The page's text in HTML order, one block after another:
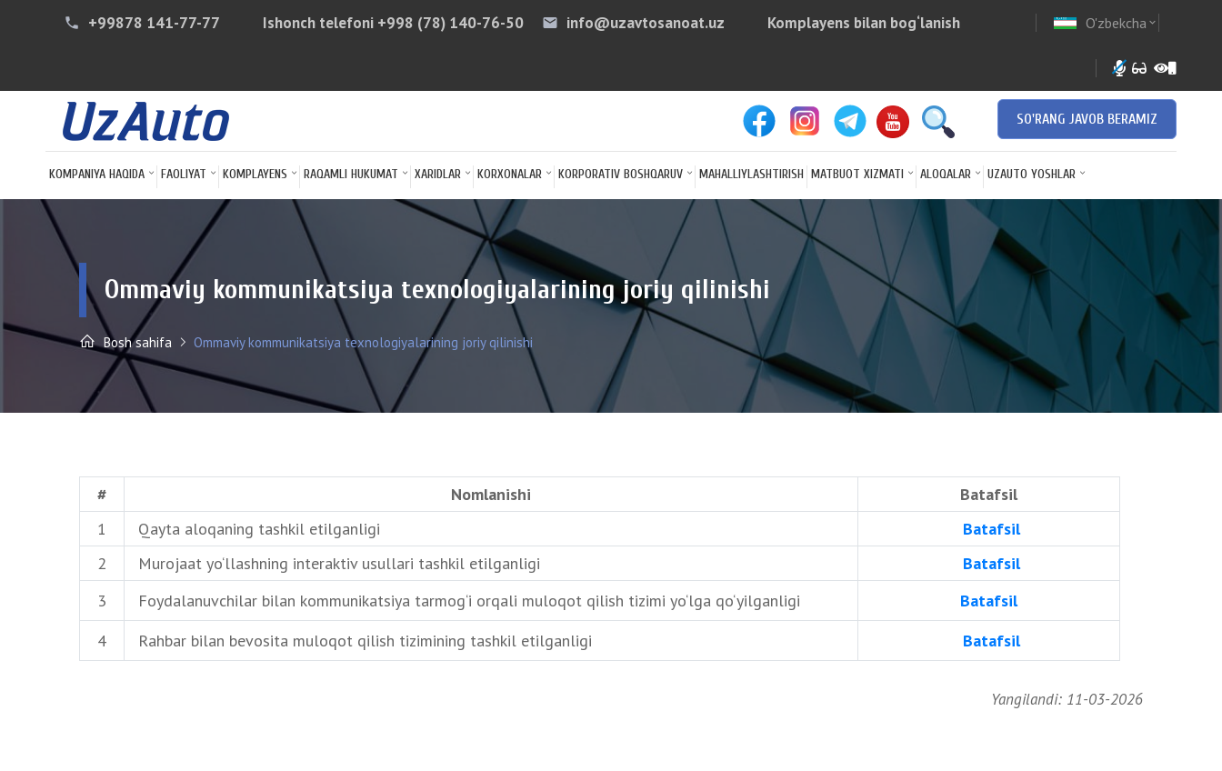
phone +99878 141-77-77 Ishonch telefoni +998 (78) 140-76-50 email info@uzavtosanoat.uz arrow
Komplayens bilan bog‘lanish O'zbekcha expand_more
SO'RANG JAVOB BERAMIZ
KOMPANIYA HAQIDA FAOLIYAT KOMPLAYENS RAQAMLI HUKUMAT XARIDLAR KORXONALAR KORPORATIV BOSHQARUV MAHALLIYLASHTIRISH MATBUOT XIZMATI ALOQALAR UZAUTO YOSHLAR
Ommaviy kommunikatsiya texnologiyalarining joriy qilinishi
Bosh sahifa Ommaviy kommunikatsiya texnologiyalarining joriy qilinishi
# Nomlanishi
Batafsil
1
Qayta aloqaning tashkil etilganligi
Batafsil
2
Murojaat yo‘llashning interaktiv usullari tashkil etilganligi
Batafsil
3
Foydalanuvchilar bilan kommunikatsiya tarmog‘i orqali muloqot qilish tizimi yo‘lga qo‘yilganligi
Batafsil
4
Rahbar bilan bevosita muloqot qilish tizimining tashkil etilganligi Batafsil
Yangilandi: 11-03-2026